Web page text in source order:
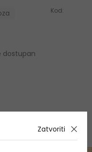
Kod:
dostupan
Zatvoriti